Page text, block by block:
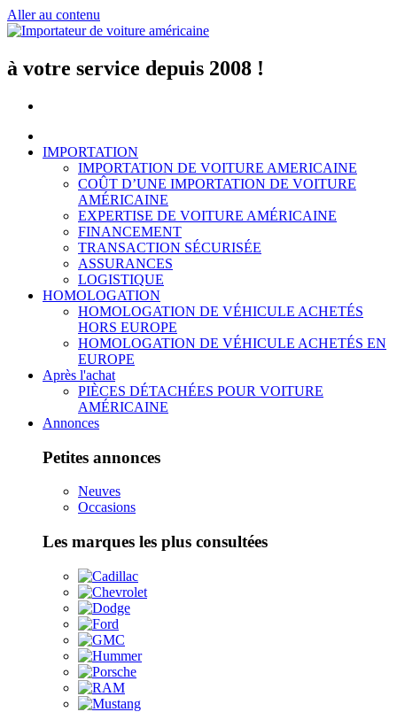
Aller au contenu
à votre service depuis 2008 !
IMPORTATION
IMPORTATION DE VOITURE AMERICAINE
COÛT D’UNE IMPORTATION DE VOITURE
AMÉRICAINE
EXPERTISE DE VOITURE AMÉRICAINE
FINANCEMENT
TRANSACTION SÉCURISÉE
ASSURANCES
LOGISTIQUE
HOMOLOGATION
HOMOLOGATION DE VÉHICULE ACHETÉS
HORS EUROPE
HOMOLOGATION DE VÉHICULE ACHETÉS EN
EUROPE
Après l'achat
PIÈCES DÉTACHÉES POUR VOITURE
AMÉRICAINE
Annonces
Petites annonces
Neuves
Occasions
Les marques les plus consultées